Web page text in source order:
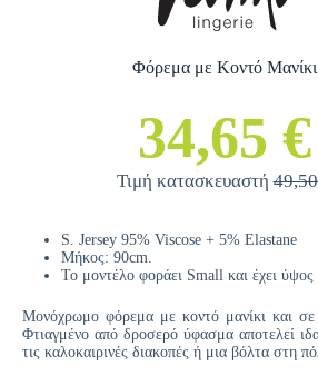
Φόρεμα με Κοντό Μανίκι
34,65 €
Τιμή κατασκευαστή
S. Jersey 95% Viscose + 5% Elastane
Μήκος: 90cm.
Το μοντέλο φοράει Small και έχει
Μονόχρωμο φόρεμα με κοντό μανίκι και
Φτιαγμένο από δροσερό ύφασμα αποτελεί
τις καλοκαιρινές διακοπές ή μια βόλτα στη